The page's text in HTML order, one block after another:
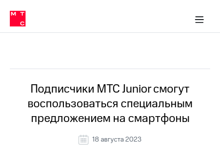
Медиа-центр
и акционерам
Устойчивое развитие
Комплаенс и деловая этика
компании
Карьера
История
компании
Правовая
информация
в МТС
Пресс-
релизы
МТС
о технологиях
Подписчики МТС Junior смогут
воспользоваться специальным
предложением на смартфоны
18 августа 2023